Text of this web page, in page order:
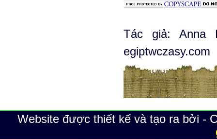
Tác giả: Anna
egiptwczasy.com
Website được thiết kế và tạo ra bởi -